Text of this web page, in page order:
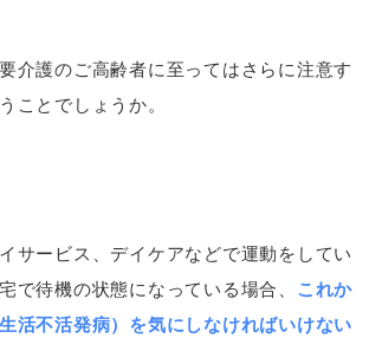
介護のご高齢者に至ってはさらに注意す
ことでしょうか。
サービス、デイケアなどで運動をしてい
で待機の状態になっている場合、 これか
活不活発病）を気にしなければいけない